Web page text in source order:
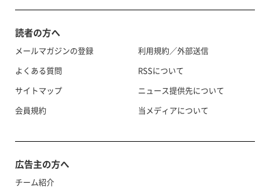
読者の方へ
メールマガジンの登録
よくある質問
サイトマップ
会員規約
利用規約／外部送信
RSSについて
ニュース提供先について
当メディアについて
広告主の方へ
チーム紹介